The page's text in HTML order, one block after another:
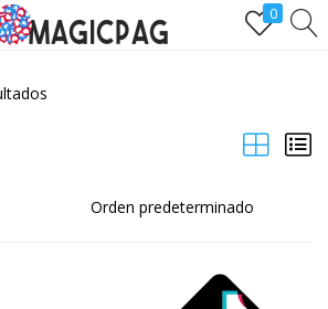
0
REGÌSTRATE
Lost password?